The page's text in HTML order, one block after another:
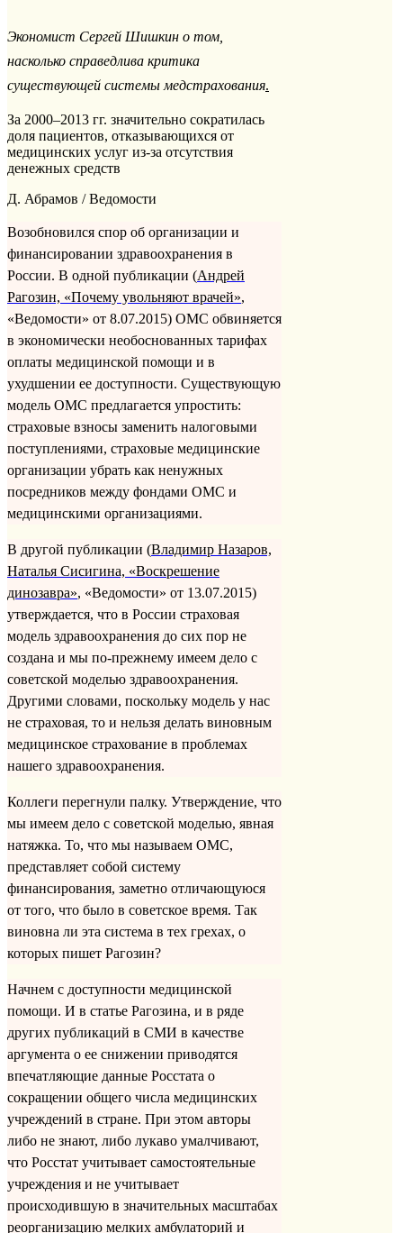
Экономист Сергей Шишкин о том,
насколько справедлива критика
существующей системы медстрахования.
За 2000–2013 гг. значительно сократилась
доля пациентов, отказывающихся от
медицинских услуг из-за отсутствия
денежных средств
Д. Абрамов / Ведомости
Возобновился спор об организации и
финансировании здравоохранения в
России. В одной публикации (Андрей
Рагозин, «Почему увольняют врачей»,
«Ведомости» от 8.07.2015) ОМС обвиняется
в экономически необоснованных тарифах
оплаты медицинской помощи и в
ухудшении ее доступности. Существующую
модель ОМС предлагается упростить:
страховые взносы заменить налоговыми
поступлениями, страховые медицинские
организации убрать как ненужных
посредников между фондами ОМС и
медицинскими организациями.
В другой публикации (Владимир Назаров,
Наталья Сисигина, «Воскрешение
динозавра», «Ведомости» от 13.07.2015)
утверждается, что в России страховая
модель здравоохранения до сих пор не
создана и мы по-прежнему имеем дело с
советской моделью здравоохранения.
Другими словами, поскольку модель у нас
не страховая, то и нельзя делать виновным
медицинское страхование в проблемах
нашего здравоохранения.
Коллеги перегнули палку. Утверждение, что
мы имеем дело с советской моделью, явная
натяжка. То, что мы называем ОМС,
представляет собой систему
финансирования, заметно отличающуюся
от того, что было в советское время. Так
виновна ли эта система в тех грехах, о
которых пишет Рагозин?
Начнем с доступности медицинской
помощи. И в статье Рагозина, и в ряде
других публикаций в СМИ в качестве
аргумента о ее снижении приводятся
впечатляющие данные Росстата о
сокращении общего числа медицинских
учреждений в стране. При этом авторы
либо не знают, либо лукаво умалчивают,
что Росстат учитывает самостоятельные
учреждения и не учитывает
происходившую в значительных масштабах
реорганизацию мелких амбулаторий и